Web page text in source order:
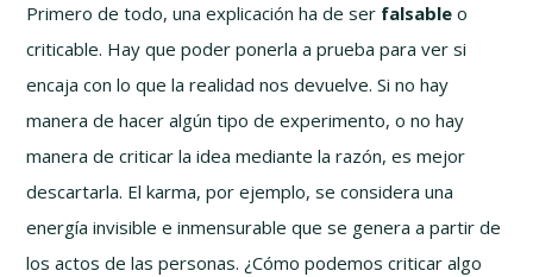
Primero de todo, una explicación ha de ser falsable o
criticable. Hay que poder ponerla a prueba para ver si
encaja con lo que la realidad nos devuelve. Si no hay
manera de hacer algún tipo de experimento, o no hay
manera de criticar la idea mediante la razón, es mejor
descartarla. El karma, por ejemplo, se considera una
energía invisible e inmensurable que se genera a partir de
los actos de las personas. ¿Cómo podemos criticar algo